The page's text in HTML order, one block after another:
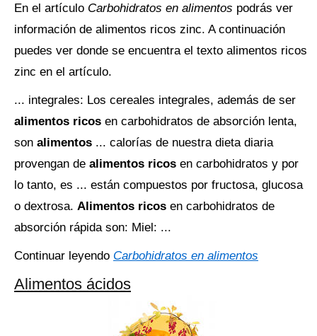
En el artículo Carbohidratos en alimentos podrás ver
información de alimentos ricos zinc. A continuación
puedes ver donde se encuentra el texto alimentos ricos
zinc en el artículo.
... integrales: Los cereales integrales, además de ser
alimentos ricos en carbohidratos de absorción lenta,
son alimentos ... calorías de nuestra dieta diaria
provengan de alimentos ricos en carbohidratos y por
lo tanto, es ... están compuestos por fructosa, glucosa
o dextrosa. Alimentos ricos en carbohidratos de
absorción rápida son: Miel: ...
Continuar leyendo Carbohidratos en alimentos
Alimentos ácidos